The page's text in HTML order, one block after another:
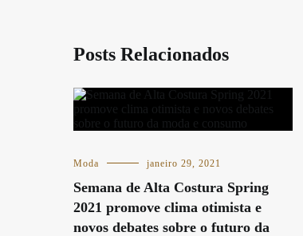
Posts Relacionados
Moda janeiro 29, 2021
Semana de Alta Costura Spring
2021 promove clima otimista e
novos debates sobre o futuro da